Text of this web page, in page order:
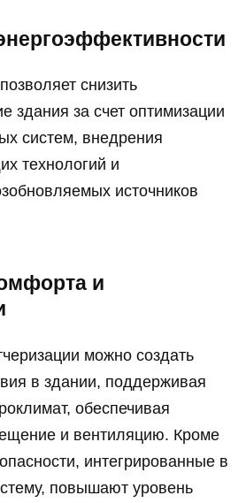
снизить
здания за счет оптимизации
систем, внедрения
технологий и
источников
и
можно создать
в здании, поддерживая
обеспечивая
и вентиляцию. Кроме
интегрированные в
повышают уровень